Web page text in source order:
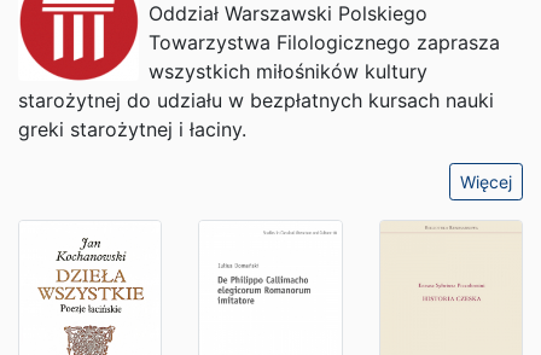
Oddział Warszawski Polskiego
Towarzystwa Filologicznego zaprasza
wszystkich miłośników kultury
starożytnej do udziału w bezpłatnych kursach nauki
greki starożytnej i łaciny.
Więcej